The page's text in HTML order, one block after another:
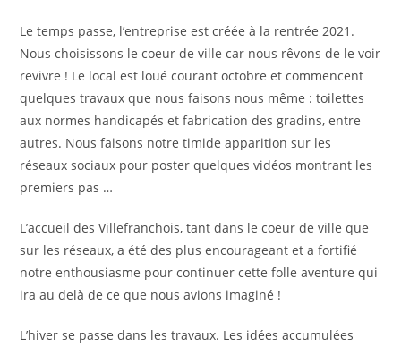
Le temps passe, l’entreprise est créée à la rentrée 2021.
Nous choisissons le coeur de ville car nous rêvons de le voir
revivre ! Le local est loué courant octobre et commencent
quelques travaux que nous faisons nous même : toilettes
aux normes handicapés et fabrication des gradins, entre
autres. Nous faisons notre timide apparition sur les
réseaux sociaux pour poster quelques vidéos montrant les
premiers pas …
L’accueil des Villefranchois, tant dans le coeur de ville que
sur les réseaux, a été des plus encourageant et a fortifié
notre enthousiasme pour continuer cette folle aventure qui
ira au delà de ce que nous avions imaginé !
L’hiver se passe dans les travaux. Les idées accumulées